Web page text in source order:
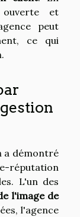
ouverte et
peut
ce qui
a démontré
réputation
L'un des
l'image de
l'agence